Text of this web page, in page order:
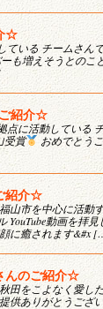
☆
ている チームさん
も増えそうとのこ
紹介☆
点に活動している
受賞
おめでとう
紹介☆
山市を中心に活動
YouTube動画を拝
に癒されます&#x
んのご紹介☆
田をこよなく愛し
供ありがとうござ